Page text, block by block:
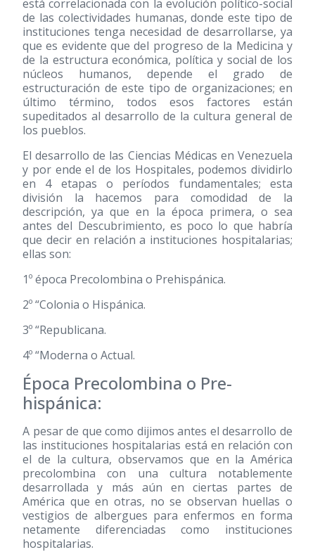
está correlacionada con la evolución político-social
de las colectividades humanas, donde este tipo de
instituciones tenga necesidad de desarrollarse, ya
que es evidente que del progreso de la Medicina y
de la estructura económica, política y social de los
núcleos humanos, depende el grado de
estructuración de este tipo de organizaciones; en
último término, todos esos factores están
supeditados al desarrollo de la cultura general de
los pueblos.
El desarrollo de las Ciencias Médicas en Venezuela
y por ende el de los Hospitales, podemos dividirlo
en 4 etapas o períodos fundamentales; esta
división la hacemos para comodidad de la
descripción, ya que en la época primera, o sea
antes del Descubrimiento, es poco lo que habría
que decir en relación a instituciones hospitalarias;
ellas son:
1º época Precolombina o Prehispánica.
2º “Colonia o Hispánica.
3º “Republicana.
4º “Moderna o Actual.
Época Precolombina o Pre-
hispánica:
A pesar de que como dijimos antes el desarrollo de
las instituciones hospitalarias está en relación con
el de la cultura, observamos que en la América
precolombina con una cultura notablemente
desarrollada y más aún en ciertas partes de
América que en otras, no se observan huellas o
vestigios de albergues para enfermos en forma
netamente diferenciadas como instituciones
hospitalarias.